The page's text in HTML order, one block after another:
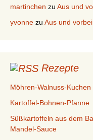
martinchen zu Aus und
yvonne zu Aus und vorbei
Rezepte
Möhren-Walnuss-Kuchen
Kartoffel-Bohnen-Pfanne
Süßkartoffeln aus dem
Mandel-Sauce